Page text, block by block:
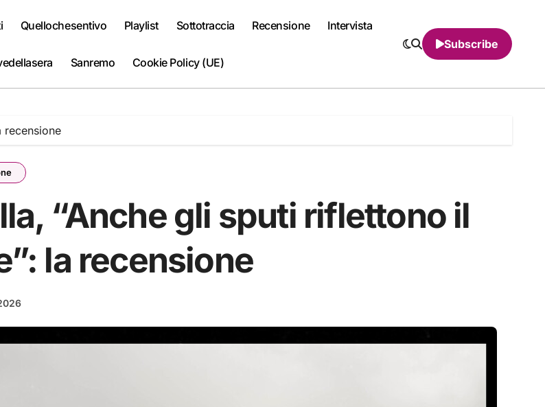
Quellochesentivo Playlist Sottotraccia Recensione Intervista
Sanremo Cookie Policy (UE)
Subscribe
recensione
“Anche gli sputi riflettono il
la recensione